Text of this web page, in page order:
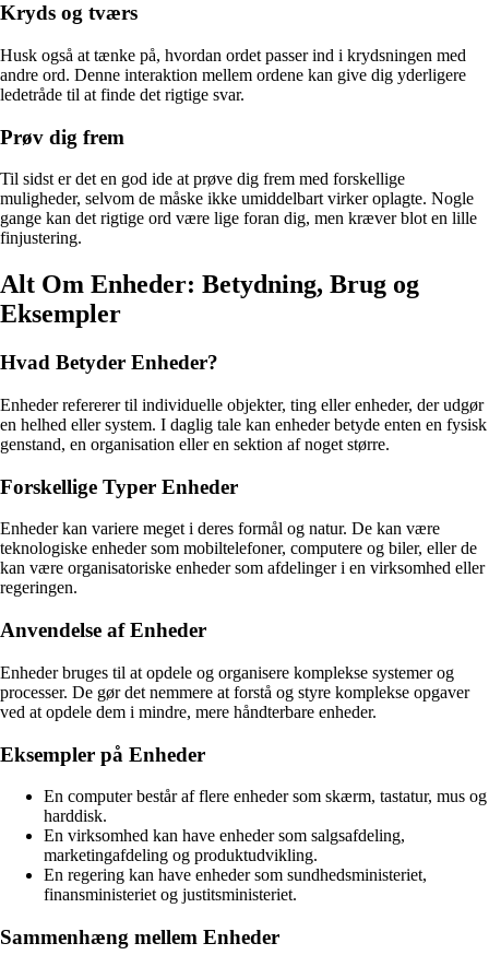
Kryds og tværs
Husk også at tænke på, hvordan ordet passer ind i krydsningen med
andre ord. Denne interaktion mellem ordene kan give dig yderligere
ledetråde til at finde det rigtige svar.
Prøv dig frem
Til sidst er det en god ide at prøve dig frem med forskellige
muligheder, selvom de måske ikke umiddelbart virker oplagte. Nogle
gange kan det rigtige ord være lige foran dig, men kræver blot en lille
finjustering.
Alt Om Enheder: Betydning, Brug og
Eksempler
Hvad Betyder Enheder?
Enheder refererer til individuelle objekter, ting eller enheder, der udgør
en helhed eller system. I daglig tale kan enheder betyde enten en fysisk
genstand, en organisation eller en sektion af noget større.
Forskellige Typer Enheder
Enheder kan variere meget i deres formål og natur. De kan være
teknologiske enheder som mobiltelefoner, computere og biler, eller de
kan være organisatoriske enheder som afdelinger i en virksomhed eller
regeringen.
Anvendelse af Enheder
Enheder bruges til at opdele og organisere komplekse systemer og
processer. De gør det nemmere at forstå og styre komplekse opgaver
ved at opdele dem i mindre, mere håndterbare enheder.
Eksempler på Enheder
En computer består af flere enheder som skærm, tastatur, mus og
harddisk.
En virksomhed kan have enheder som salgsafdeling,
marketingafdeling og produktudvikling.
En regering kan have enheder som sundhedsministeriet,
finansministeriet og justitsministeriet.
Sammenhæng mellem Enheder